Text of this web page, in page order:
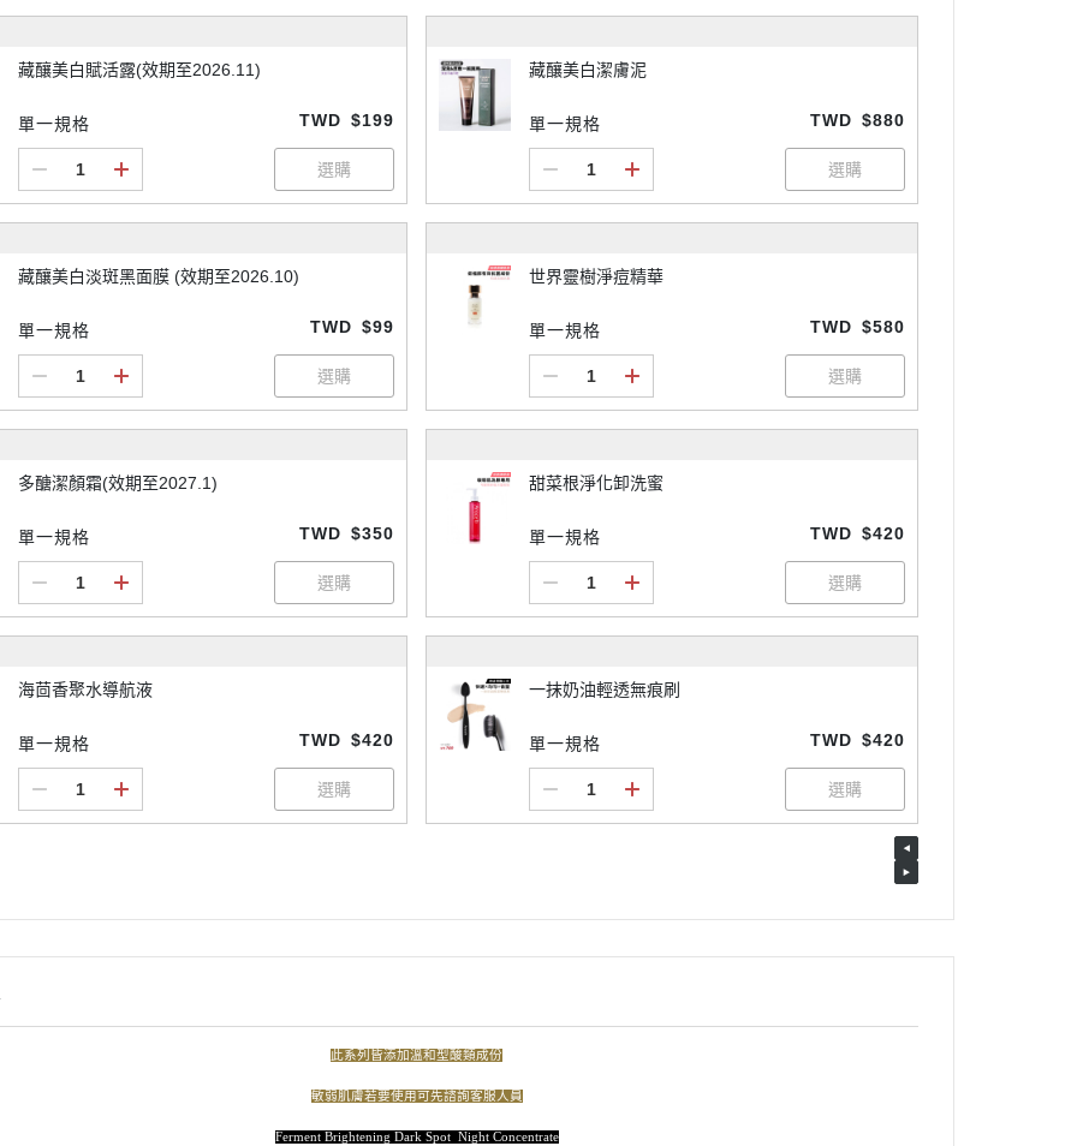
藏釀美白賦活露(效期至2026.11)
單一規格 TWD $199
藏釀美白潔膚泥
單一規格 TWD $880
藏釀美白淡斑黑面膜 (效期至2026.10)
單一規格 TWD $99
世界靈樹淨痘精華
單一規格 TWD $580
多醣潔顏霜(效期至2027.1)
單一規格 TWD $350
甜菜根淨化卸洗蜜
單一規格 TWD $420
海茴香聚水導航液
單一規格 TWD $420
一抹奶油輕透無痕刷
單一規格 TWD $420
此系列皆添加溫和型酸類成份
敏弱肌膚若要使用可先諮詢客服人員
Ferment Brightening Dark Spot Night Concentrate